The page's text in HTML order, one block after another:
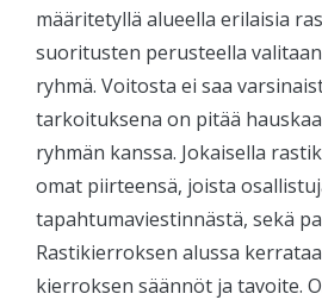
määritetyllä alueella erilaisia
suoritusten perusteella
ryhmä. Voitosta ei saa
tarkoituksena on pitää
ryhmän kanssa. Jokaisella
omat piirteensä, joista
tapahtumaviestinnästä, sekä
Rastikierroksen alussa
kierroksen säännöt ja tavoite.